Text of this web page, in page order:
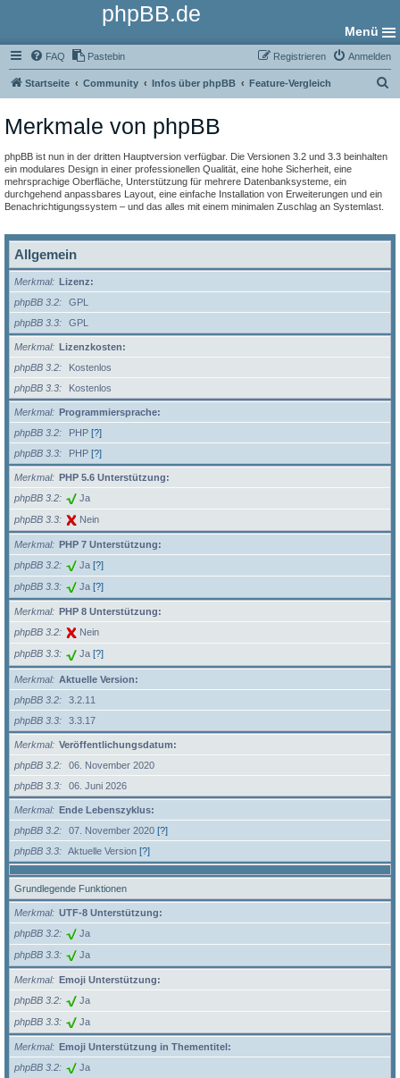
phpBB.de
Menü
FAQ Pastebin Anmelden
Registrieren
Startseite Community Infos über phpBB Feature-Vergleich
Merkmale von phpBB
phpBB ist nun in der dritten Hauptversion verfügbar. Die Versionen 3.2 und 3.3 beinhalten
ein modulares Design in einer professionellen Qualität, eine hohe Sicherheit, eine
mehrsprachige Oberfläche, Unterstützung für mehrere Datenbanksysteme, ein
durchgehend anpassbares Layout, eine einfache Installation von Erweiterungen und ein
Benachrichtigungssystem – und das alles mit einem minimalen Zuschlag an Systemlast.
Allgemein
Merkmal
Lizenz:
phpBB 3.2
GPL
phpBB 3.3
GPL
Merkmal
Lizenzkosten:
phpBB 3.2
Kostenlos
phpBB 3.3
Kostenlos
Merkmal
Programmiersprache:
phpBB 3.2
PHP [?]
phpBB 3.3
PHP [?]
Merkmal
PHP 5.6 Unterstützung:
phpBB 3.2
Ja
phpBB 3.3 Nein
Merkmal
PHP 7 Unterstützung:
phpBB 3.2
Ja [?]
phpBB 3.3 Ja [?]
Merkmal
PHP 8 Unterstützung:
phpBB 3.2
Nein
phpBB 3.3 Ja [?]
Merkmal
Aktuelle Version:
phpBB 3.2
3.2.11
phpBB 3.3
3.3.17
Merkmal
Veröffentlichungsdatum:
phpBB 3.2
06. November 2020
phpBB 3.3
06. Juni 2026
Merkmal
Ende Lebenszyklus:
phpBB 3.2
07. November 2020 [?]
phpBB 3.3
Aktuelle Version [?]
Grundlegende Funktionen
Merkmal
UTF-8 Unterstützung:
phpBB 3.2
Ja
phpBB 3.3 Ja
Merkmal
Emoji Unterstützung:
phpBB 3.2
Ja
phpBB 3.3 Ja
Merkmal
Emoji Unterstützung in Thementitel:
phpBB 3.2
Ja